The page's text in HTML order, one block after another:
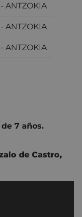
ANTZOKIA
ANTZOKIA
ANTZOKIA
7 años.
de Castro,